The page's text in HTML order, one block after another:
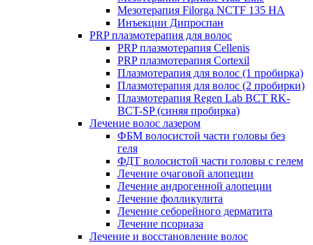
Мезотерапия Filorga NCTF 135 HA
Инъекции Дипроспан
PRP плазмотерапия для волос
PRP плазмотерапия Cellenis
PRP плазмотерапия Cortexil
Плазмотерапия для волос (1 пробирка)
Плазмотерапия для волос (2 пробирки)
Плазмотерапия Regen Lab BCT RK-
BCT-SP (синяя пробирка)
Лечение волос лазером
ФБМ волосистой части головы без
геля
ФДТ волосистой части головы с гелем
Лечение очаговой алопеции
Лечение андрогенной алопеции
Лечение фолликулита
Лечение себорейного дерматита
Лечение псориаза
Лечение и восстановление волос